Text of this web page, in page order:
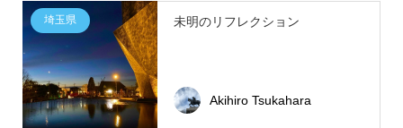
埼玉県 未明のリフレクション
Akihiro Tsukahara